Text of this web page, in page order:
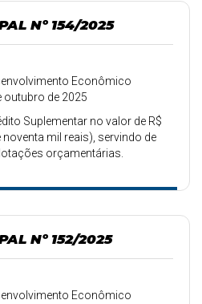
Nº 154/2025
Econômico
outubro de 2025
Suplementar no valor de R$
mil reais), servindo de
orçamentárias.
Nº 152/2025
Econômico